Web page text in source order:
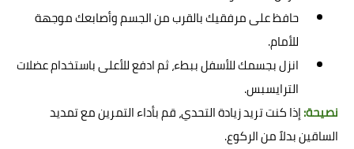
حافظ على مرفقيك بالقرب من الجسم وأصابعك موجهة
للأمام.
انزل بجسمك للأسفل ببطء، ثم ادفع للأعلى باستخدام عضلات
الترايسبس.
نصيحة:إذا كنت تريد زيادة التحدي، قم بأداء التمرين مع تمديد
الساقين بدلاً من الركوع.